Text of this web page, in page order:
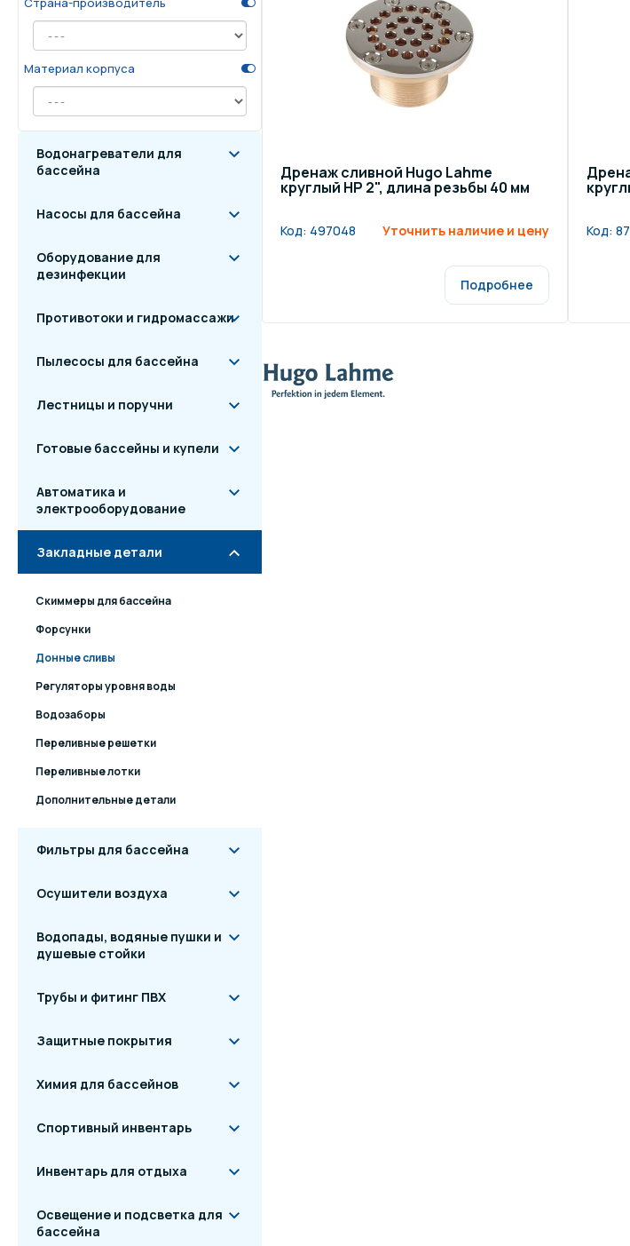
Освещение и подсветка для
бассейна
Отделочные материалы
Материал корпуса
Водонагреватели для
бассейна
Насосы для бассейна
Оборудование для
дезинфекции
Противотоки и гидромассажи
Пылесосы для бассейна
Лестницы и поручни
Готовые бассейны и купели
Автоматика и
электрооборудование
Закладные детали
Скиммеры для бассейна
Форсунки
Донные сливы
Регуляторы уровня воды
Водозаборы
Переливные решетки
Переливные лотки
Дополнительные детали
Фильтры для бассейна
Осушители воздуха
Водопады, водяные пушки и
душевые стойки
Трубы и фитинг ПВХ
Защитные покрытия
Химия для бассейнов
Спортивный инвентарь
Инвентарь для отдыха
Освещение и подсветка для
бассейна
Дренаж сливной Hugo Lahme
круглый НР 2", длина резьбы 40 мм
Код: 497048 Уточнить наличие и цену
Подробнее
Код: